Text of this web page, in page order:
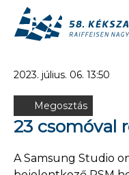
2023. július. 06. 13:50
Megosztás
23 csomóval
A Samsung Studio